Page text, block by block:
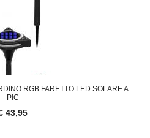
RGB FARETTO LED SOLARE A
PIC
43,95